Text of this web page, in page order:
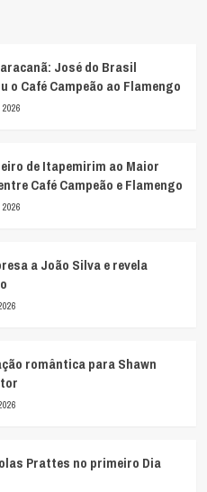
José do Brasil
o Café Campeão ao Flamengo
de Itapemirim ao Maior
Café Campeão e Flamengo
a João Silva e revela
romântica para Shawn
Prattes no primeiro Dia